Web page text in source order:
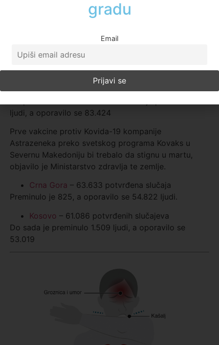
Do sada je preminulo 3.580 pacijenat, a oporavilo se
Bosna i Hercegovina– 122.828 potvrđenih
Do sada je umrlo 4.745 ljudi, a oporavilo se 96.096
ljudi.
Severna Makedonija– 93.882 potvrđena slučaja
ljudi, a oporavilo se 83.424
Prve vakcine protiv Kovida-19 kompanije
Astrazeneka preko svetskog programa Kovaks u
Severnu Makedoniju bi trebalo da stignu u martu,
objavilo je Ministarstvo zdravlja te zemlje.
Crna Gora – 63.633 potvrđena slučaja
Preminulo je 825, a oporavilo se 54.822 ljudi.
Kosovo – 61.086 potvrđenih slučajeva
Do sada je preminulo 1.509 ljudi, a oporavilo se
53.019